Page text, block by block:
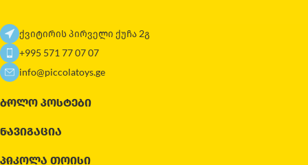
ქვიტირის პირველი ქუჩა 2გ
+995 571 77 07 07
info@piccolatoys.ge
ᲑᲝᲚᲝ ᲞᲝᲡᲢᲔᲑᲘ
ᲜᲐᲕᲘᲒᲐᲪᲘᲐ
ᲞᲘᲙᲝᲚᲐ ᲗᲝᲘᲡᲘ